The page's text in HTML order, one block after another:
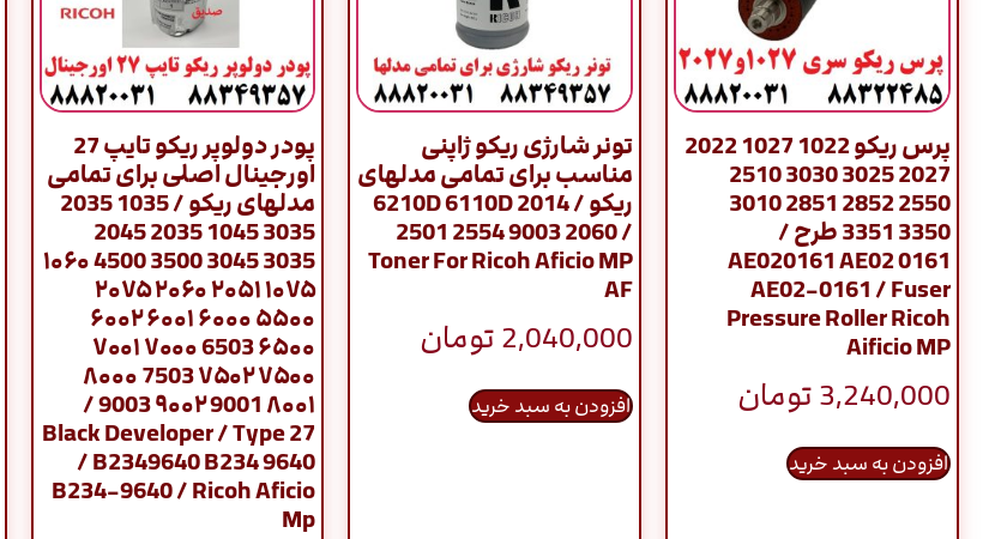
پرس ریکو 1022 1027 2022
2027 3025 3030 2510
2550 2852 2851 3010
3350 3351 طرح /
AE020161 AE02 0161
AE02-0161 / Fuser
Pressure Roller Ricoh
Aificio MP
3,240,000تومان
افزودن به سبد خرید
تونر شارژی ریکو ژاپنی
مناسب برای تمامی مدلهای
ریکو / 6210D 6110D 2014
2501 2554 9003 2060 /
Toner For Ricoh Aficio MP
AF
2,040,000تومان
افزودن به سبد خرید
پودر دولوپر ریکو تایپ 27
اورجینال اصلی برای تمامی
مدلهای ریکو / 1035 2035
3035 1045 2035 2045
3035 3045 3500 4500 ۱۰۶۰
۱۰۷۵ ۲۰۵۱ ۲۰۶۰ ۲۰۷۵
۵۵۰۰ ۶۰۰۰ ۶۰۰۱ ۶۰۰۲
۶۵۰۰ 6503 ۷۰۰۰ ۷۰۰۱
۷۵۰۰ ۷۵۰۲ 7503 ۸۰۰۰
۸۰۰۱ 9001 ۹۰۰۲ 9003 /
Black Developer / Type 27
/ B2349640 B234 9640
B234-9640 / Ricoh Aficio
Mp